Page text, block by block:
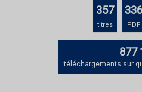
le
357
titres
336
PDF
877
téléchargements sur